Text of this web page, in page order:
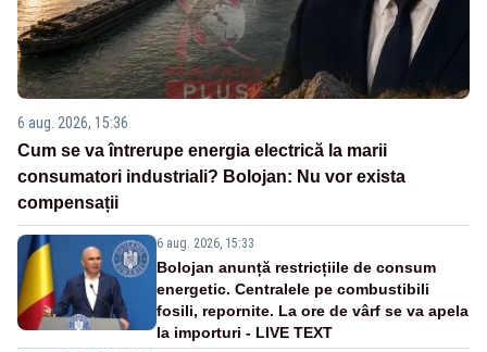
6 aug. 2026, 15:36
Cum se va întrerupe energia electrică la marii
consumatori industriali? Bolojan: Nu vor exista
compensații
6 aug. 2026, 15:33
Bolojan anunță restricțiile de consum
energetic. Centralele pe combustibili
fosili, repornite. La ore de vârf se va apela
la importuri - LIVE TEXT